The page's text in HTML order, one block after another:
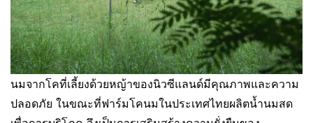
นมจากโคที่เลี้ยงด้วยหญ้าของนิวซีแลนด์มีคุณภาพและความ
ปลอดภัย ในขณะที่ฟาร์มโคนมในประเทศไทยผลิตน้ำนมสด